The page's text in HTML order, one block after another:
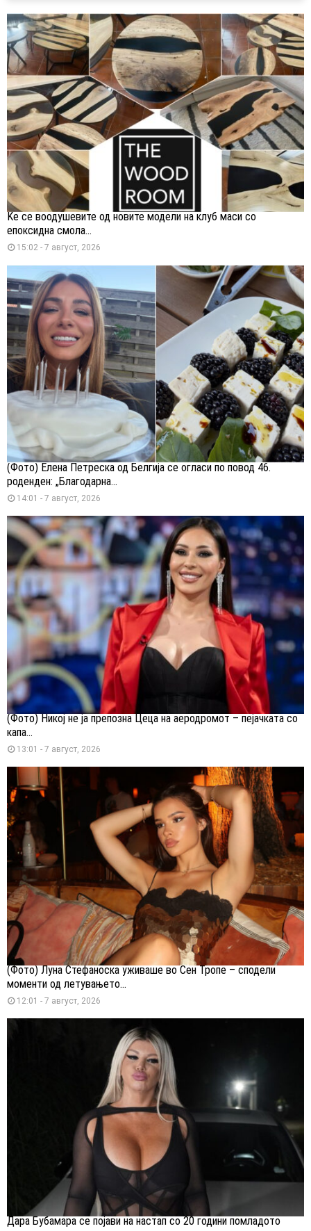
Ќе се воодушевите од новите модели на клуб маси со
епоксидна смола...
15:02 - 7 август, 2026
(Фото) Елена Петреска од Белгија се огласи по повод 46.
роденден: „Благодарна...
14:01 - 7 август, 2026
(Фото) Никој не ја препозна Цеца на аеродромот – пејачката со
капа...
13:01 - 7 август, 2026
(Фото) Луна Стефаноска уживаше во Сен Тропе – сподели
моменти од летувањето...
12:01 - 7 август, 2026
Дара Бубамара се појави на настап со 20 години помладото